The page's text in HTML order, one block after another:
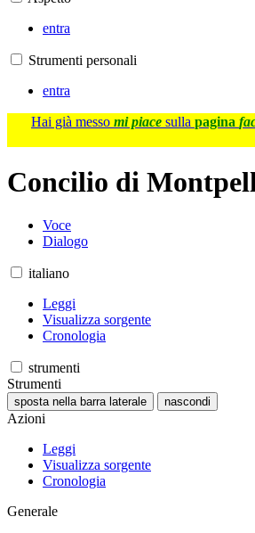
entra
Strumenti personali
entra
Hai già messo mi piace sulla pagina
Concilio di
Voce
Dialogo
italiano
Leggi
Visualizza sorgente
Cronologia
strumenti
Strumenti
sposta nella barra laterale nascondi
Azioni
Leggi
Visualizza sorgente
Cronologia
Generale